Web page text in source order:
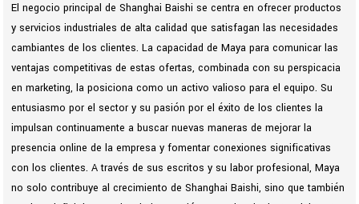
El negocio principal de Shanghai Baishi se centra en ofrecer productos
y servicios industriales de alta calidad que satisfagan las necesidades
cambiantes de los clientes. La capacidad de Maya para comunicar las
ventajas competitivas de estas ofertas, combinada con su perspicacia
en marketing, la posiciona como un activo valioso para el equipo. Su
entusiasmo por el sector y su pasión por el éxito de los clientes la
impulsan continuamente a buscar nuevas maneras de mejorar la
presencia online de la empresa y fomentar conexiones significativas
con los clientes. A través de sus escritos y su labor profesional, Maya
no solo contribuye al crecimiento de Shanghai Baishi, sino que también